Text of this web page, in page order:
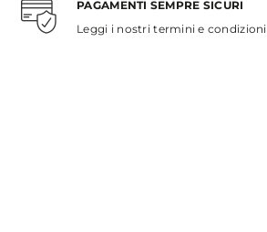
PAGAMENTI SEMPRE SICURI
Leggi i nostri termini e condizioni